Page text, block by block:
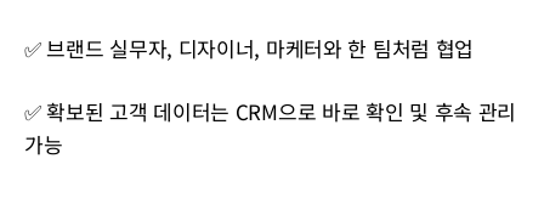
✅ 브랜드 실무자, 디자이너, 마케터와 한 팀처럼 협업
✅ 확보된 고객 데이터는 CRM으로 바로 확인 및 후속 관리
가능